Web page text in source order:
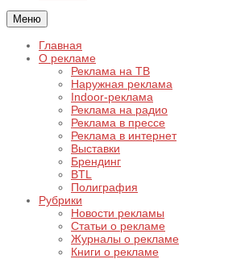
Меню
Главная
О рекламе
Реклама на ТВ
Наружная реклама
Indoor-реклама
Реклама на радио
Реклама в прессе
Реклама в интернет
Выставки
Брендинг
BTL
Полиграфия
Рубрики
Новости рекламы
Статьи о рекламе
Журналы о рекламе
Книги о рекламе